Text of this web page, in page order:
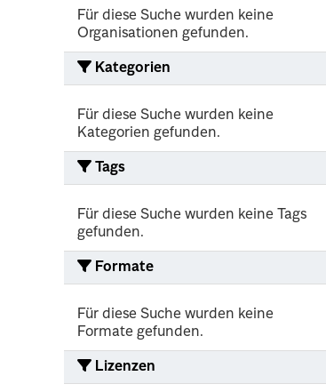
Für diese Suche wurden keine
Organisationen gefunden.
Kategorien
Für diese Suche wurden keine
Kategorien gefunden.
Tags
Für diese Suche wurden keine Tags
gefunden.
Formate
Für diese Suche wurden keine
Formate gefunden.
Lizenzen